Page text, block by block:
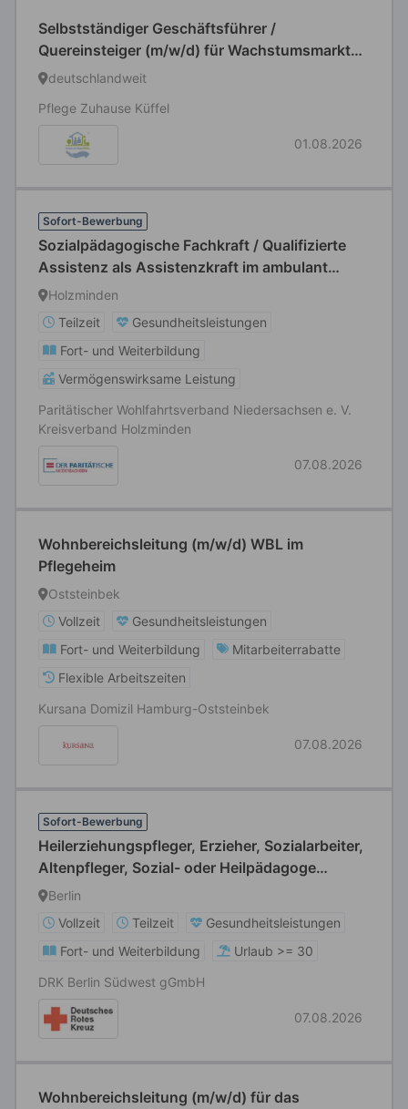
Selbstständiger Geschäftsführer /
Quereinsteiger (m/w/d) für Wachstumsmarkt
Seniorenbetreuung
deutschlandweit
Pflege Zuhause Küffel
01.08.2026
Sofort-Bewerbung
Sozialpädagogische Fachkraft / Qualifizierte
Assistenz als Assistenzkraft im ambulant
betreuten Wohnen (m/w/d)
Holzminden
Teilzeit
Gesundheitsleistungen
Fort- und Weiterbildung
Vermögenswirksame Leistung
Paritätischer Wohlfahrtsverband Niedersachsen e. V.
Kreisverband Holzminden
07.08.2026
Wohnbereichsleitung (m/w/d) WBL im
Pflegeheim
Oststeinbek
Vollzeit
Gesundheitsleistungen
Fort- und Weiterbildung
Mitarbeiterrabatte
Flexible Arbeitszeiten
Kursana Domizil Hamburg-Oststeinbek
07.08.2026
Sofort-Bewerbung
Heilerziehungspfleger, Erzieher, Sozialarbeiter,
Altenpfleger, Sozial- oder Heilpädagoge
(m/w/d) für betreute Wohngemeinschaften
Berlin
Vollzeit
Teilzeit
Gesundheitsleistungen
Fort- und Weiterbildung
Urlaub >= 30
DRK Berlin Südwest gGmbH
07.08.2026
Wohnbereichsleitung (m/w/d) für das